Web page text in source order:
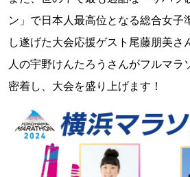
ン」で日本人最高位となる総合女子
し遂げた大会応援ゲスト尾藤朋美さ
人の宇野けんたろうさんがフルマラ
密着し、大会を盛り上げます！